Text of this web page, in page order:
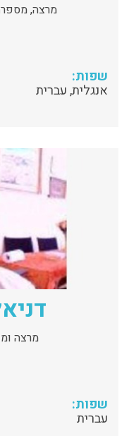
מרצה,
שפות:
אנגלית, עברית
מרצה
שפות:
עברית